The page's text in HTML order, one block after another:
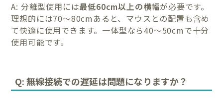
A: 分離型使用には最低60cm以上の横幅が必要です。
理想的には70〜80cmあると、マウスとの配置も含め
て快適に使用できます。一体型なら40〜50cmで十分
使用可能です。
Q: 無線接続での遅延は問題になりますか？